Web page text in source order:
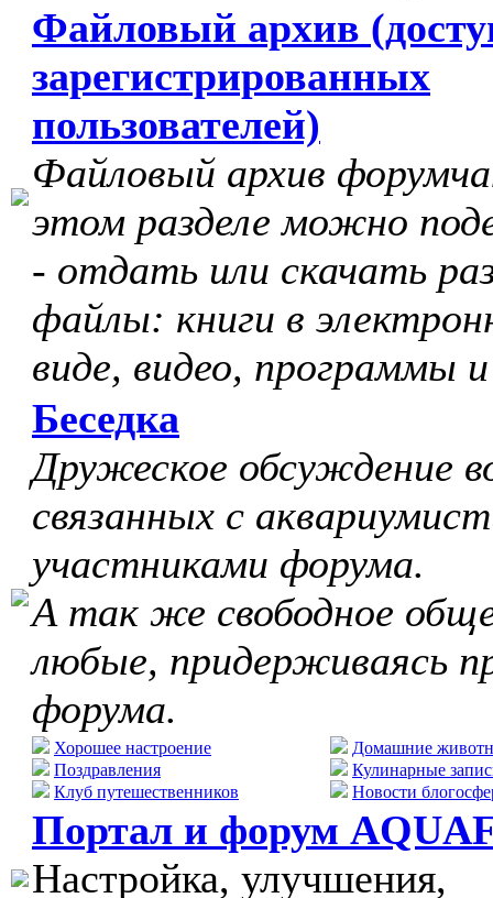
Файловый архив
зарегистрированных
пользователей)
Файловый архив
этом разделе можно
- отдать или скачать
файлы: книги в
виде, видео, программы
Беседка
Дружеское обсуждение
связанных с
участниками форума.
А так же свободное
любые, придерживаясь
форума.
Хорошее настроение
Поздравления
Клуб путешественников
Домашние
Кулинарные
Новости
Портал и форум
Настройка, улучшения,